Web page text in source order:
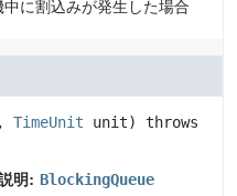
中に割込みが発生した場合
TimeUnit unit)
throws
明: BlockingQueue